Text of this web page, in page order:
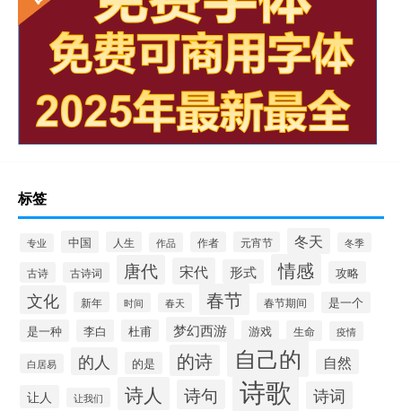
标签
专业 中国 人生 作品 作者 元宵节 冬天 冬季
古诗 古诗词 唐代 宋代 形式 情感 攻略
文化 新年 时间 春天 春节 春节期间 是一个
是一种 李白 杜甫 梦幻西游 游戏 生命 疫情
白居易 的人 的是 的诗 自己的 自然
让人 让我们 诗人 诗句 诗歌 诗词